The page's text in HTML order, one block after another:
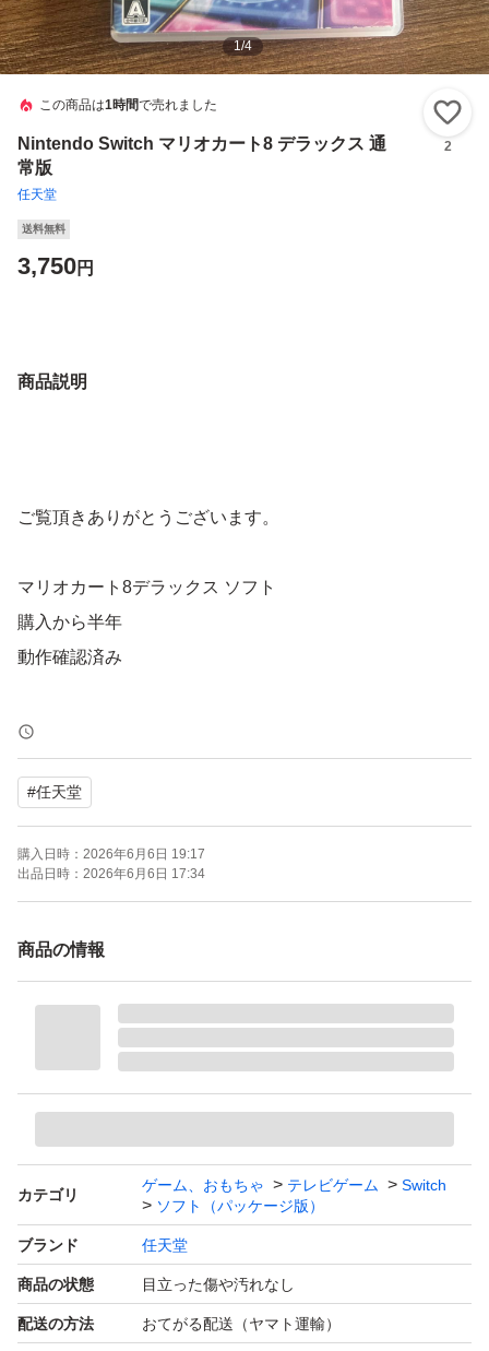
1/4
この商品は1時間で売れました
Nintendo Switch マリオカート8 デラックス 通
常版
任天堂
2
送料無料
3,750円
商品説明
ご覧頂きありがとうございます。
マリオカート8デラックス ソフト
購入から半年
動作確認済み
あくまでも自宅保管なので、
完璧を求められる方はご遠慮下さい。
Nintendo Switch用ソフト「マリオカート8 デラックス」
のパッケージ版です。
動作確認済みで、パッケージの状態は中のカバーの背表紙
の印刷が少しハゲが確認されます。
【カテゴリ】Switchソフト
【商品の状態】目立った傷や汚れなし
【カラー】マルチカラー
よろしくお願いいたします。
#任天堂
購入日時： 2026年6月6日 19:17
出品日時： 2026年6月6日 17:34
商品の情報
カテゴリ
ゲーム、おもちゃ テレビゲーム
Switch
ソフト（パッケージ版）
ブランド 任天堂
商品の状態 目立った傷や汚れなし
配送の方法 おてがる配送（ヤマト運輸）